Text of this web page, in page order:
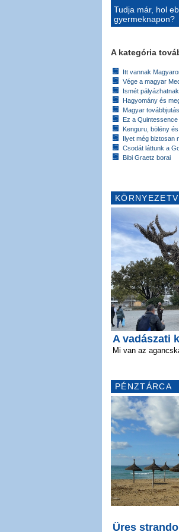
Tudja már, hol
gyermeknapon?
A kategória
Itt vannak
Vége a magyar
Ismét
Hagyomány és
Magyar
Ez a
Kenguru, bölény
Ilyet még biztosan
Csodát láttunk a
Bibi Graetz borai
A vadászati
Mi van az
PÉNZTÁRCA
Üres